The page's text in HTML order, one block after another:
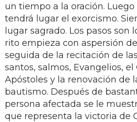
un tiempo a la oración.
tendrá lugar el exorcismo.
lugar sagrado. Los pasos son
rito empieza con aspersión
seguida de la recitación de
santos, salmos, Evangelios, el
Apóstoles y la renovación de
bautismo. Después de
persona afectada se le
que representa la victoria de